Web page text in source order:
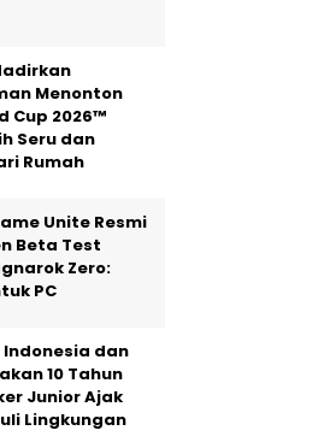
Menonton
Cup 2026™
Seru dan
Rumah
Unite Resmi
Beta Test
Zero:
PC
Indonesia dan
10 Tahun
Junior Ajak
Lingkungan